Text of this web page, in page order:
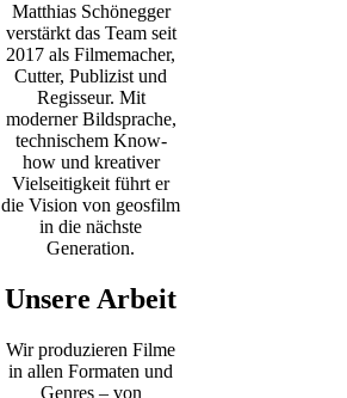
Matthias Schönegger
verstärkt das Team seit
2017 als Filmemacher,
Cutter, Publizist und
Regisseur. Mit
moderner Bildsprache,
technischem Know-
how und kreativer
Vielseitigkeit führt er
die Vision von geosfilm
in die nächste
Generation.
Unsere Arbeit
Wir produzieren Filme
in allen Formaten und
Genres – von